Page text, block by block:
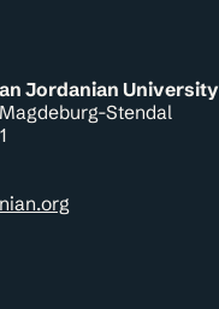
Jordanian University
Stendal